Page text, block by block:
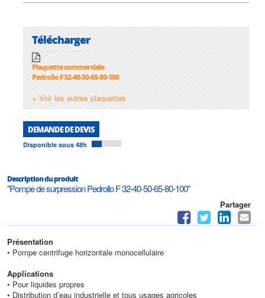
Télécharger
Plaquette commerciale
Pedrollo F 32-40-50-65-80-100
+ Voir les autres plaquettes
DEMANDE DE DEVIS
Disponible sous 48h
Description du produit
"Pompe de surpression Pedrollo F 32-40-50-65-80-100"
Partager
Présentation
• Pompe centrifuge horizontale monocellulaire
Applications
• Pour liquides propres
• Distribution d’eau industrielle et tous usages agricoles